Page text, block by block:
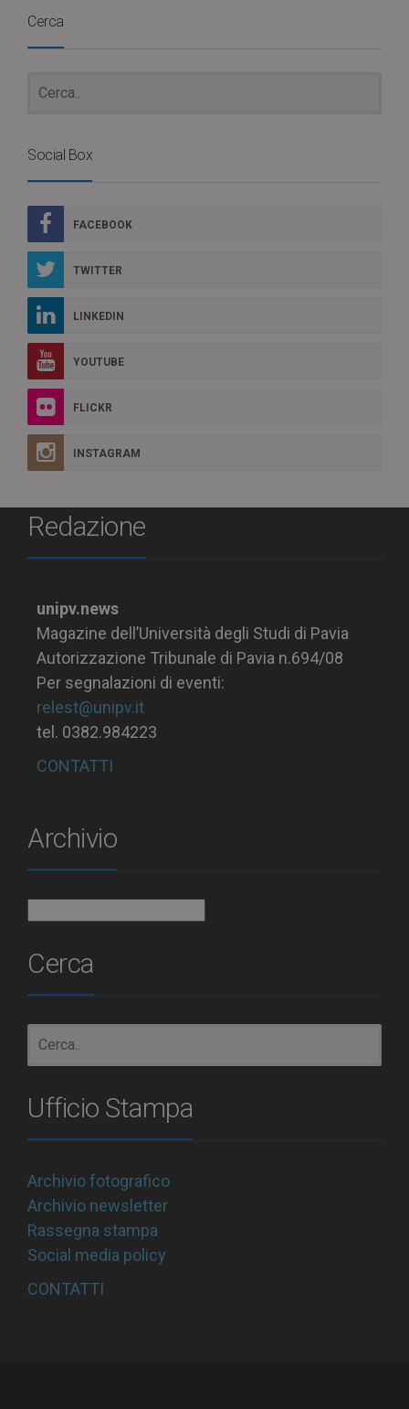
Cerca
Social Box
FACEBOOK
TWITTER
LINKEDIN
YOUTUBE
FLICKR
INSTAGRAM
Redazione
unipv.news
Magazine dell’Università degli Studi di Pavia
Autorizzazione Tribunale di Pavia n.694/08
Per segnalazioni di eventi:
relest@unipv.it
tel. 0382.984223
CONTATTI
Archivio
Cerca
Ufficio Stampa
Archivio fotografico
Archivio newsletter
Rassegna stampa
Social media policy
CONTATTI